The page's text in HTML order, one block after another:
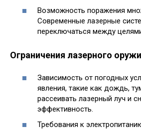
Возможность поражения
Современные лазерные
переключаться между
Ограничения лазерного
Зависимость от погодных
явления, такие как дождь,
рассеивать лазерный луч и
эффективность.
Требования к